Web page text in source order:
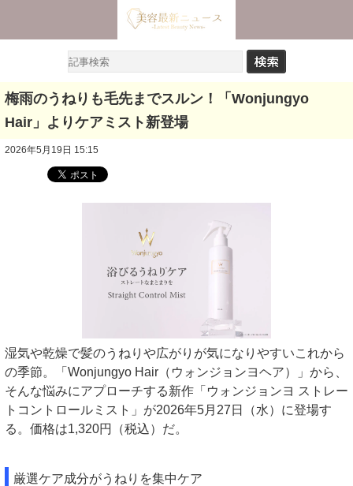
梅雨のうねりも毛先までスルン！「Wonjungyo
Hair」よりケアミスト新登場
2026年5月19日 15:15
湿気や乾燥で髪のうねりや広がりが気になりやすいこれから
の季節。「Wonjungyo Hair（ウォンジョンヨヘア）」から、
そんな悩みにアプローチする新作「ウォンジョンヨ ストレー
トコントロールミスト」が2026年5月27日（水）に登場す
る。価格は1,320円（税込）だ。
厳選ケア成分がうねりを集中ケア